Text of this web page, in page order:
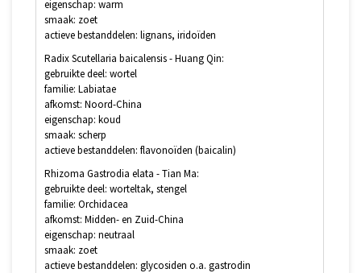
eigenschap: warm
smaak: zoet
actieve bestanddelen: lignans, iridoïden
Radix Scutellaria baicalensis - Huang Qin:
gebruikte deel: wortel
familie: Labiatae
afkomst: Noord-China
eigenschap: koud
smaak: scherp
actieve bestanddelen: flavonoïden (baicalin)
Rhizoma Gastrodia elata - Tian Ma:
gebruikte deel: worteltak, stengel
familie: Orchidacea
afkomst: Midden- en Zuid-China
eigenschap: neutraal
smaak: zoet
actieve bestanddelen: glycosiden o.a. gastrodin